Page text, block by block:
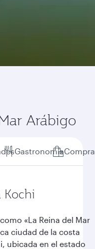
Arábigo
Gastronomía
Kochi
«La Reina del Mar
ciudad de la costa
ubicada en el estado